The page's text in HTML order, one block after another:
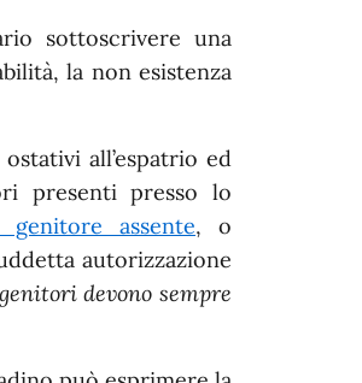
sottoscrivere una
la non esistenza
all’espatrio ed
presenti presso lo
assente, o
autorizzazione
devono sempre